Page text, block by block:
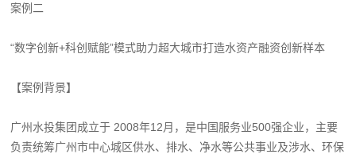
案例二
“数字创新+科创赋能”模式助力超大城市打造水资产融资创新样本
【案例背景】
广州水投集团成立于 2008年12月，是中国服务业500强企业，主要
负责统筹广州市中心城区供水、排水、净水等公共事业及涉水、环保